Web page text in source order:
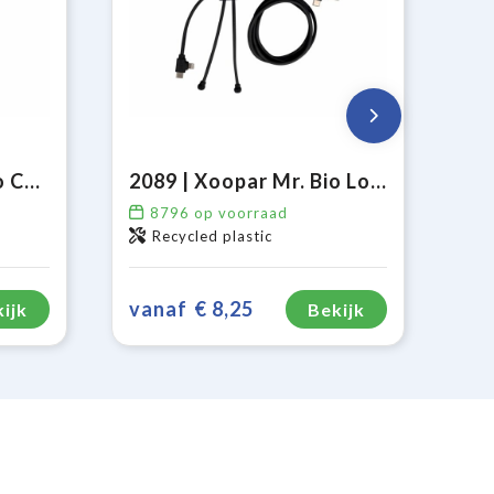
2081 | Xoopar Mr. Bio Charging cable 2089 | Xoopar Mr. Bio Long Power Delivery Oplaadkabel
8796 op voorraad
Recycled plastic
vanaf € 8,25 Bekijk